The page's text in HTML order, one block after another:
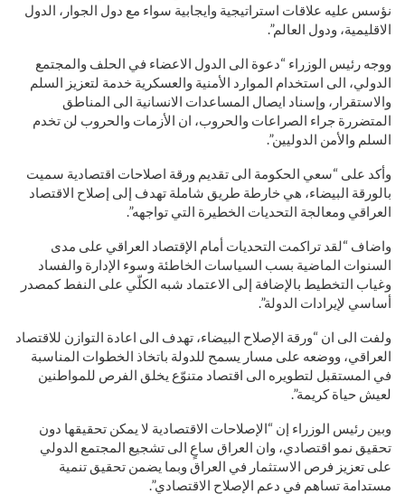
نؤسس عليه علاقات استراتيجية وايجابية سواء مع دول الجوار، الدول
الاقليمية، ودول العالم”.
ووجه رئيس الوزراء “دعوة الى الدول الاعضاء في الحلف والمجتمع
الدولي، الى استخدام الموارد الأمنية والعسكرية خدمة لتعزيز السلم
والاستقرار، وإسناد ايصال المساعدات الانسانية الى المناطق
المتضررة جراء الصراعات والحروب، ان الأزمات والحروب لن تخدم
السلم والأمن الدوليين”.
وأكد على “سعي الحكومة الى تقديم ورقة اصلاحات اقتصادية سميت
بالورقة البيضاء، هي خارطة طريق شاملة تهدف إلى إصلاح الاقتصاد
العراقي ومعالجة التحديات الخطيرة التي تواجهه”.
واضاف “لقد تراكمت التحديات أمام الإقتصاد العراقي على مدى
السنوات الماضية بسب السياسات الخاطئة وسوء الإدارة والفساد
وغياب التخطيط بالإضافة إلى الاعتماد شبه الكلّي على النفط كمصدر
أساسي لإيرادات الدولة”.
ولفت الى ان “ورقة الإصلاح البيضاء، تهدف الى اعادة التوازن للاقتصاد
العراقي، ووضعه على مسار يسمح للدولة باتخاذ الخطوات المناسبة
في المستقبل لتطويره الى اقتصاد متنوّع يخلق الفرص للمواطنين
لعيش حياة كريمة”.
وبين رئيس الوزراء إن “الإصلاحات الاقتصادية لا يمكن تحقيقها دون
تحقيق نمو اقتصادي، وان العراق ساعٍ الى تشجيع المجتمع الدولي
على تعزيز فرص الاستثمار في العراق وبما يضمن تحقيق تنمية
مستدامة تساهم في دعم الإصلاح الاقتصادي”.